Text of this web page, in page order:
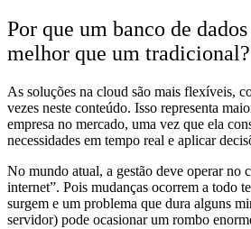
Por que um banco de
melhor que um tradicional?
As soluções na cloud são mais flexíveis,
vezes neste conteúdo. Isso representa
empresa no mercado, uma vez que ela
necessidades em tempo real e aplicar
No mundo atual, a gestão deve operar no
internet”. Pois mudanças ocorrem a todo
surgem e um problema que dura alguns
servidor) pode ocasionar um rombo